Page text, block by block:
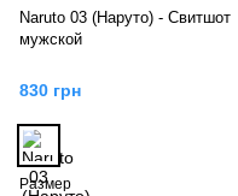
Naruto 03 (Наруто) - Свитшот
мужской
830 грн
Размер